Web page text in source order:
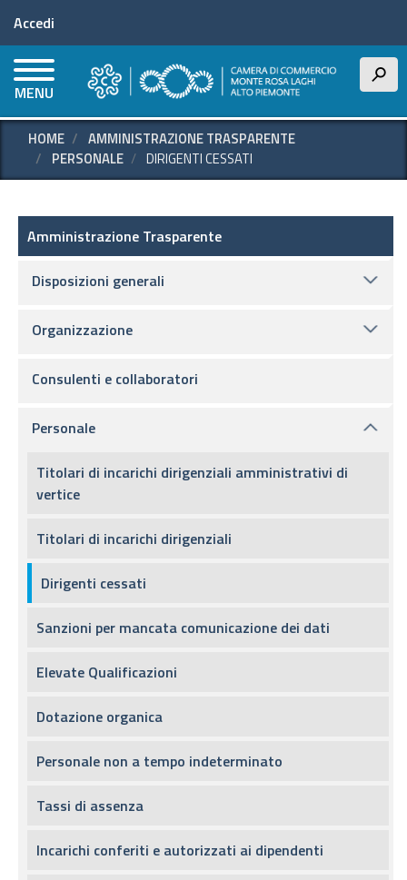
principale
Menu profilo utente
Accedi
MENU
h
HOME
AMMINISTRAZIONE TRASPARENTE
PERSONALE
DIRIGENTI CESSATI
Amministrazione Trasparente
Amministrazione Trasparente
Disposizioni generali
Organizzazione
Consulenti e collaboratori
Personale
Titolari di incarichi dirigenziali amministrativi di
vertice
Titolari di incarichi dirigenziali
Dirigenti cessati
Sanzioni per mancata comunicazione dei dati
Elevate Qualificazioni
Dotazione organica
Personale non a tempo indeterminato
Tassi di assenza
Incarichi conferiti e autorizzati ai dipendenti